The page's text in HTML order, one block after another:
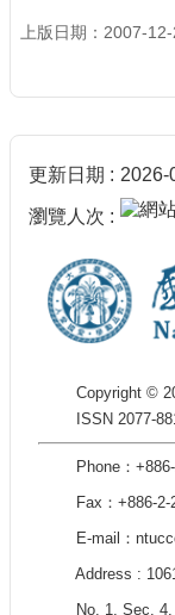
上版日期：2007-
更新日期 2026-
瀏覽人次
Copyright ©
ISSN 2077-
Phone：+886-2-
Fax：+886-2-
E-mail：
Address :
No. 1, Sec. 4,